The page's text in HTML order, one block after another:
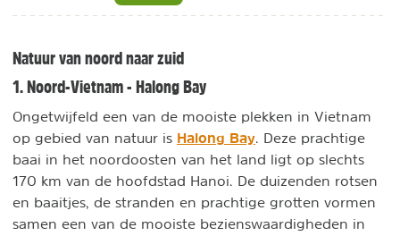
Natuur van noord naar zuid
1. Noord-Vietnam - Halong Bay
Ongetwijfeld een van de mooiste plekken in Vietnam
op gebied van natuur is Halong Bay . Deze prachtige
baai in het noordoosten van het land ligt op slechts
170 km van de hoofdstad Hanoi. De duizenden rotsen
en baaitjes, de stranden en prachtige grotten vormen
samen een van de mooiste bezienswaardigheden in